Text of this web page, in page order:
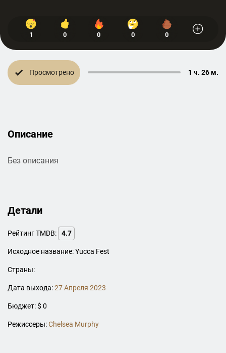
1 0 0 0 0
Просмотрено 1 ч. 26 м.
Описание
Без описания
Детали
Рейтинг TMDB: 4.7
Исходное название: Yucca Fest
Страны:
Дата выхода:27 Апреля 2023
Бюджет: $ 0
Режиссеры:Chelsea Murphy